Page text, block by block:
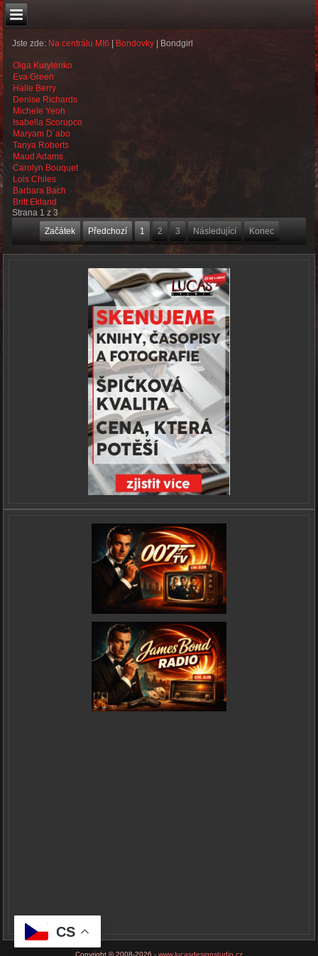
Jste zde: Na centrálu MI6 Bondovky Bondgirl
Olga Kurylenko
Eva Green
Halle Berry
Denise Richards
Michele Yeoh
Isabella Scorupco
Maryam D´abo
Tanya Roberts
Maud Adams
Carolyn Bouquet
Lois Chiles
Barbara Bach
Britt Ekland
Strana 1 z 3
Začátek
Předchozí 1 2 3 Následující Konec
Copyright © 2008-2026 - www.lucasdesignstudio.cz
CS